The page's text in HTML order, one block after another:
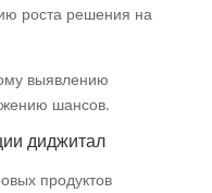
роста решения на
выявлению
шансов.
диджитал
продуктов